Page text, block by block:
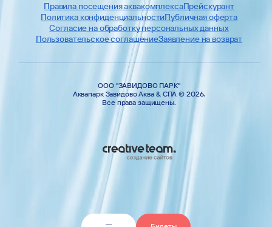
Правила посещения аквакомплексаПрейскурант
Политика конфиденциальностиПубличная оферта
Согласие на обработку персональных данных
Пользовательское соглашениеЗаявление на возврат
Аквапарк Завидово Аква & СПА © 2026.
Все права защищены.
ООО "ЗАВИДОВО ПАРК"